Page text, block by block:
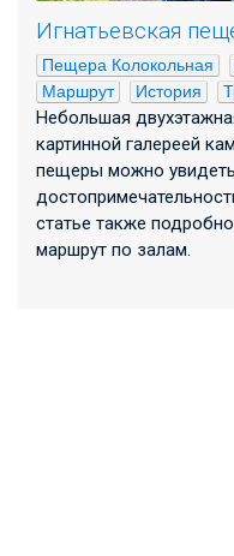
Игнатьевская
Пещера Колокольная
Маршрут
История
Небольшая
картинной галереей
пещеры можно
статье также
маршрут по залам.